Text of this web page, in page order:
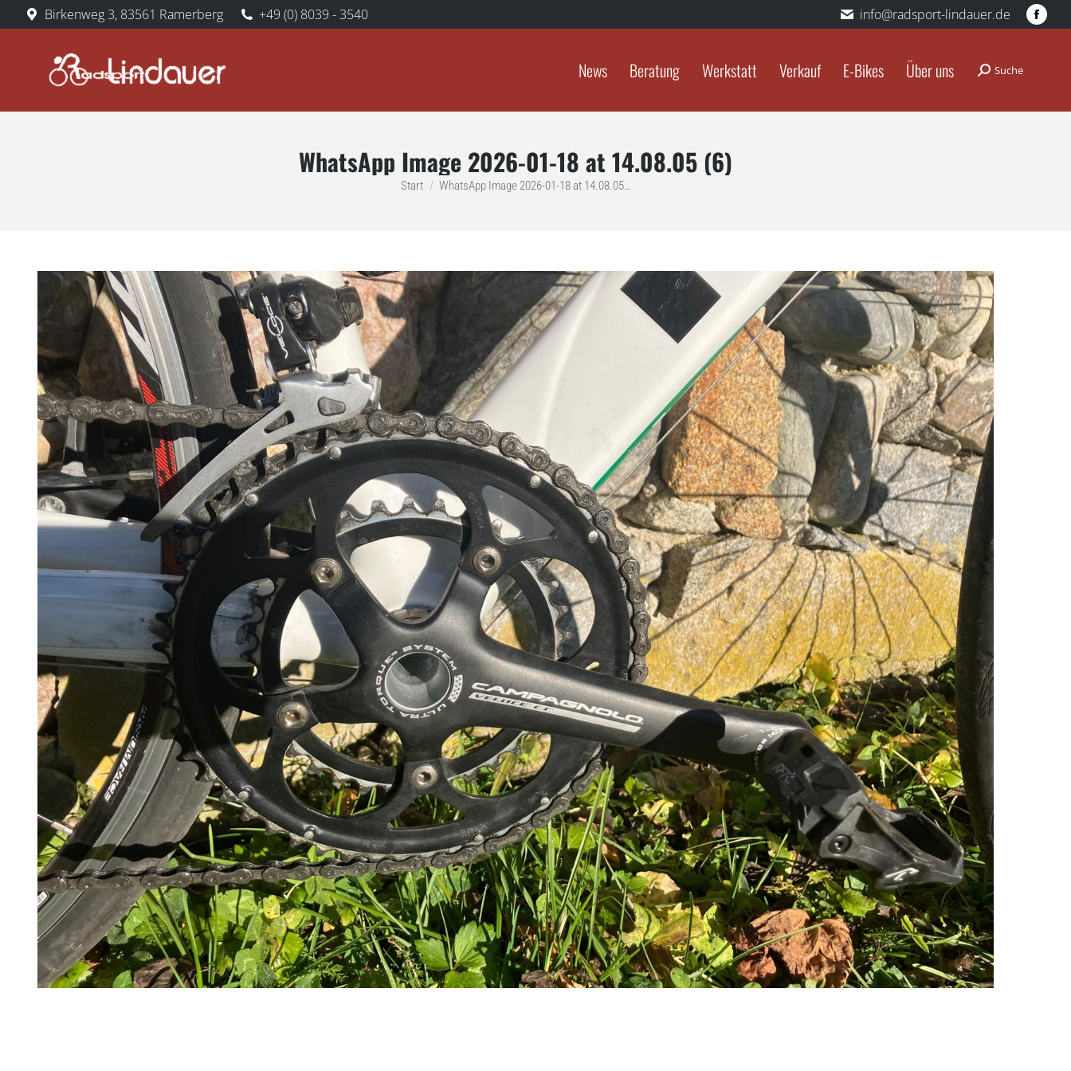
Birkenweg 3, 83561 Ramerberg +49 (0) 8039 - 3540 info@radsport-lindauer.de
new
News Beratung Werkstatt Verkauf E-Bikes Über uns Search:
Suche
WhatsApp Image 2026-01-18 at 14.08.05 (6)
Sie befinden sich hier:
Start WhatsApp Image 2026-01-18 at 14.08.05…